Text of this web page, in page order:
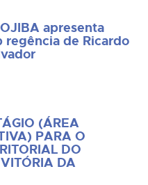
apresenta
regência de Ricardo
(ÁREA
PARA O
DO
DA